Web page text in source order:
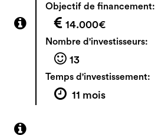
Objectif de financement:
14.000€
Nombre d'investisseurs:
13
Temps d'investissement:
11 mois